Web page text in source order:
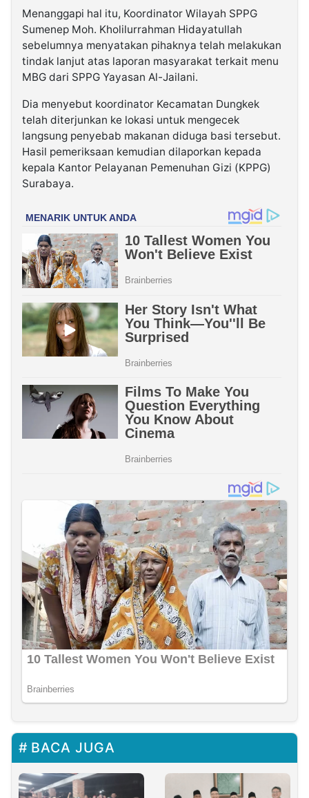
Menanggapi hal itu, Koordinator Wilayah SPPG
Sumenep Moh. Kholilurrahman Hidayatullah
sebelumnya menyatakan pihaknya telah melakukan
tindak lanjut atas laporan masyarakat terkait menu
MBG dari SPPG Yayasan Al-Jailani.
Dia menyebut koordinator Kecamatan Dungkek
telah diterjunkan ke lokasi untuk mengecek
langsung penyebab makanan diduga basi tersebut.
Hasil pemeriksaan kemudian dilaporkan kepada
kepala Kantor Pelayanan Pemenuhan Gizi (KPPG)
Surabaya.
BACA JUGA